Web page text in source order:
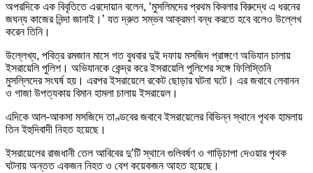
অপরদিকে এক বিবৃতিতে এরদোয়ান বলেন, ‘মুসলিমদের প্রথম কিবলার বিরুদ্ধে এ ধরনের
জঘন্য কাজের নিন্দা জানাই।’ যত দ্রুত সম্ভব আক্রমণ বন্ধ করতে হবে বলেও উল্লেখ
করেন তিনি।
উল্লেখ্য, পবিত্র রমজান মাসে গত বুধবার দুই দফায় মসজিদ প্রাঙ্গণে অভিযান চালায়
ইসরায়েলি পুলিশ। অভিযানকে কেন্দ্র করে ইসরায়েলি পুলিশের সঙ্গে ফিলিস্তিনি
মুসল্লিদের সংঘর্ষ হয়। এরপর ইসরায়েলে রকেট ছোড়ার ঘটনা ঘটে। এর জবাবে লেবানন
ও গাজা উপত্যকায় বিমান হামলা চালায় ইসরায়েল।
এদিকে আল-আকসা মসজিদে তাণ্ডবের জবাবে ইসরায়েলের বিভিন্ন স্থানে পৃথক হামলায়
তিন ইহুদিবাদী নিহত হয়েছে।
ইসরায়েলের রাজধানী তেল আবিবের দু’টি স্থানে গুলিবর্ষণ ও গাড়িচাপা দেওয়ার পৃথক
ঘটনায় অন্তত একজন নিহত ও বেশ কয়েকজন আহত হয়েছে।